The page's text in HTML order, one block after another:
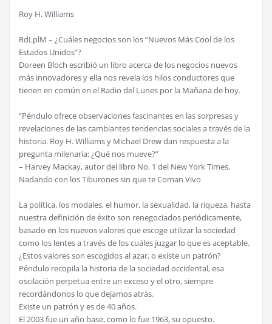
Roy H. Williams
RdLplM – ¿Cuáles negocios son los “Nuevos Más Cool de los
Estados Unidos”?
Doreen Bloch escribió un libro acerca de los negocios nuevos
más innovadores y ella nos revela los hilos conductores que
tienen en común en el Radio del Lunes por la Mañana de hoy.
“Péndulo ofrece observaciones fascinantes en las sorpresas y
revelaciones de las cambiantes tendencias sociales a través de la
historia. Roy H. Williams y Michael Drew dan respuesta a la
pregunta milenaria: ¿Qué nos mueve?”
– Harvey Mackay, autor del libro No. 1 del New York Times,
Nadando con los Tiburones sin que te Coman Vivo
La política, los modales, el humor, la sexualidad, la riqueza, hasta
nuestra definición de éxito son renegociados periódicamente,
basado en los nuevos valores que escoge utilizar la sociedad
como los lentes a través de los cuáles juzgar lo que es aceptable.
¿Estos valores son escogidos al azar, o existe un patrón?
Péndulo recopila la historia de la sociedad occidental, esa
oscilación perpetua entre un exceso y el otro, siempre
recordándonos lo que dejamos atrás.
Existe un patrón y es de 40 años.
El 2003 fue un año base, como lo fue 1963, su opuesto.